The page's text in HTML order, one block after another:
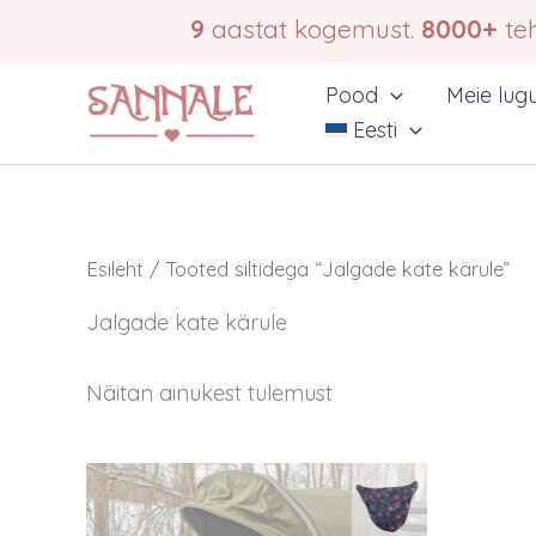
9 aastat kogemust. 8000+
Pood Meie
Eesti
Esileht / Tooted siltidega “Jalgade kate kärule”
Jalgade kate kärule
Näitan ainukest tulemust